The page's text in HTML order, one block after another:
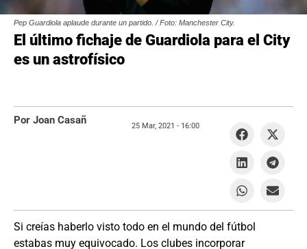
Pep Guardiola aplaude durante un partido. / Foto: Manchester City.
El último fichaje de Guardiola para el City
es un astrofísico
Si creías haberlo visto todo en el mundo del fútbol
estabas muy equivocado. Los clubes incorporar
Por Joan Casañ 25 Mar, 2021 - 16:00